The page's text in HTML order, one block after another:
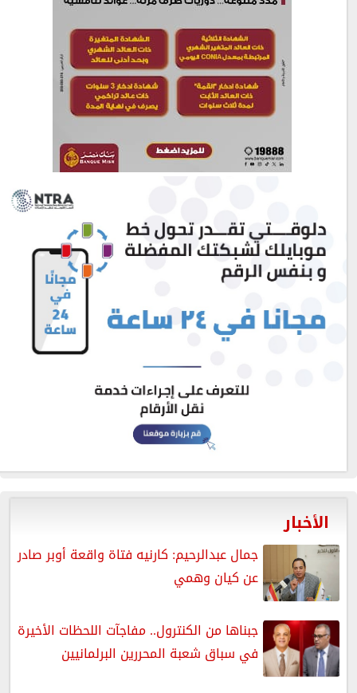
الأخبار
جمال عبدالرحيم: كارنيه فتاة واقعة أوبر صادر
عن كيان وهمي
جبناها من الكنترول.. مفاجآت اللحظات الأخيرة
في سباق شعبة المحررين البرلمانيين